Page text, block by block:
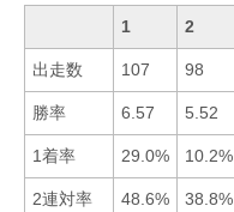
1 2
出走数 107 98
勝率 6.57 5.52
1着率 29.0% 10.2%
2連対率 48.6% 38.8%